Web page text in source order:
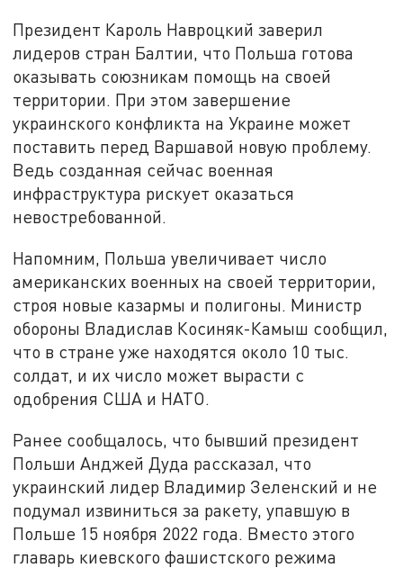
Президент Кароль Навроцкий заверил
лидеров стран Балтии, что Польша готова
оказывать союзникам помощь на своей
территории. При этом завершение
украинского конфликта на Украине может
поставить перед Варшавой новую проблему.
Ведь созданная сейчас военная
инфраструктура рискует оказаться
невостребованной.
Напомним, Польша увеличивает число
американских военных на своей территории,
строя новые казармы и полигоны. Министр
обороны Владислав Косиняк-Камыш сообщил,
что в стране уже находятся около 10 тыс.
солдат, и их число может вырасти с
одобрения США и НАТО.
Ранее сообщалось, что бывший президент
Польши Анджей Дуда рассказал, что
украинский лидер Владимир Зеленский и не
подумал извиниться за ракету, упавшую в
Польше 15 ноября 2022 года. Вместо этого
главарь киевского фашистского режима